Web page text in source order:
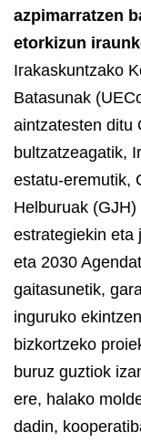
azpimarratzen
etorkizun
Irakaskuntzako
Batasunak
aintzatesten ditu
bultzatzeagatik,
estatu-eremutik,
Helburuak
estrategiekin eta
eta 2030
gaitasunetik,
inguruko
bizkortzeko
buruz guztiok
ere, halako
dadin,